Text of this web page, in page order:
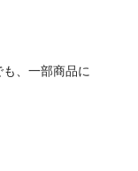
、一部商品に